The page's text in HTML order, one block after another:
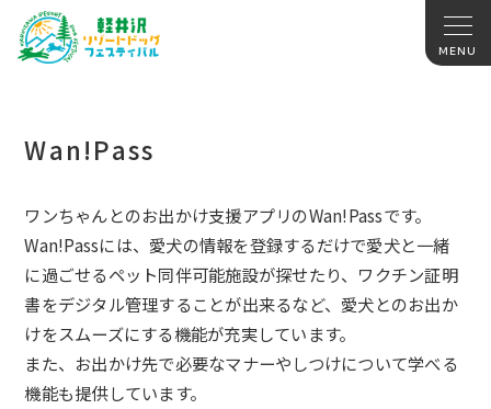
Wan!Pass
ワンちゃんとのお出かけ支援アプリのWan!Passです。
Wan!Passには、 愛犬の情報を登録するだけで愛犬と一緒
に過ごせるペット同伴可能施設が探せたり、 ワクチン証明
書をデジタル管理することが出来るなど、 愛犬とのお出か
けをスムーズにする機能が充実しています。
また、 お出かけ先で必要なマナーやしつけについて学べる
機能も提供しています。